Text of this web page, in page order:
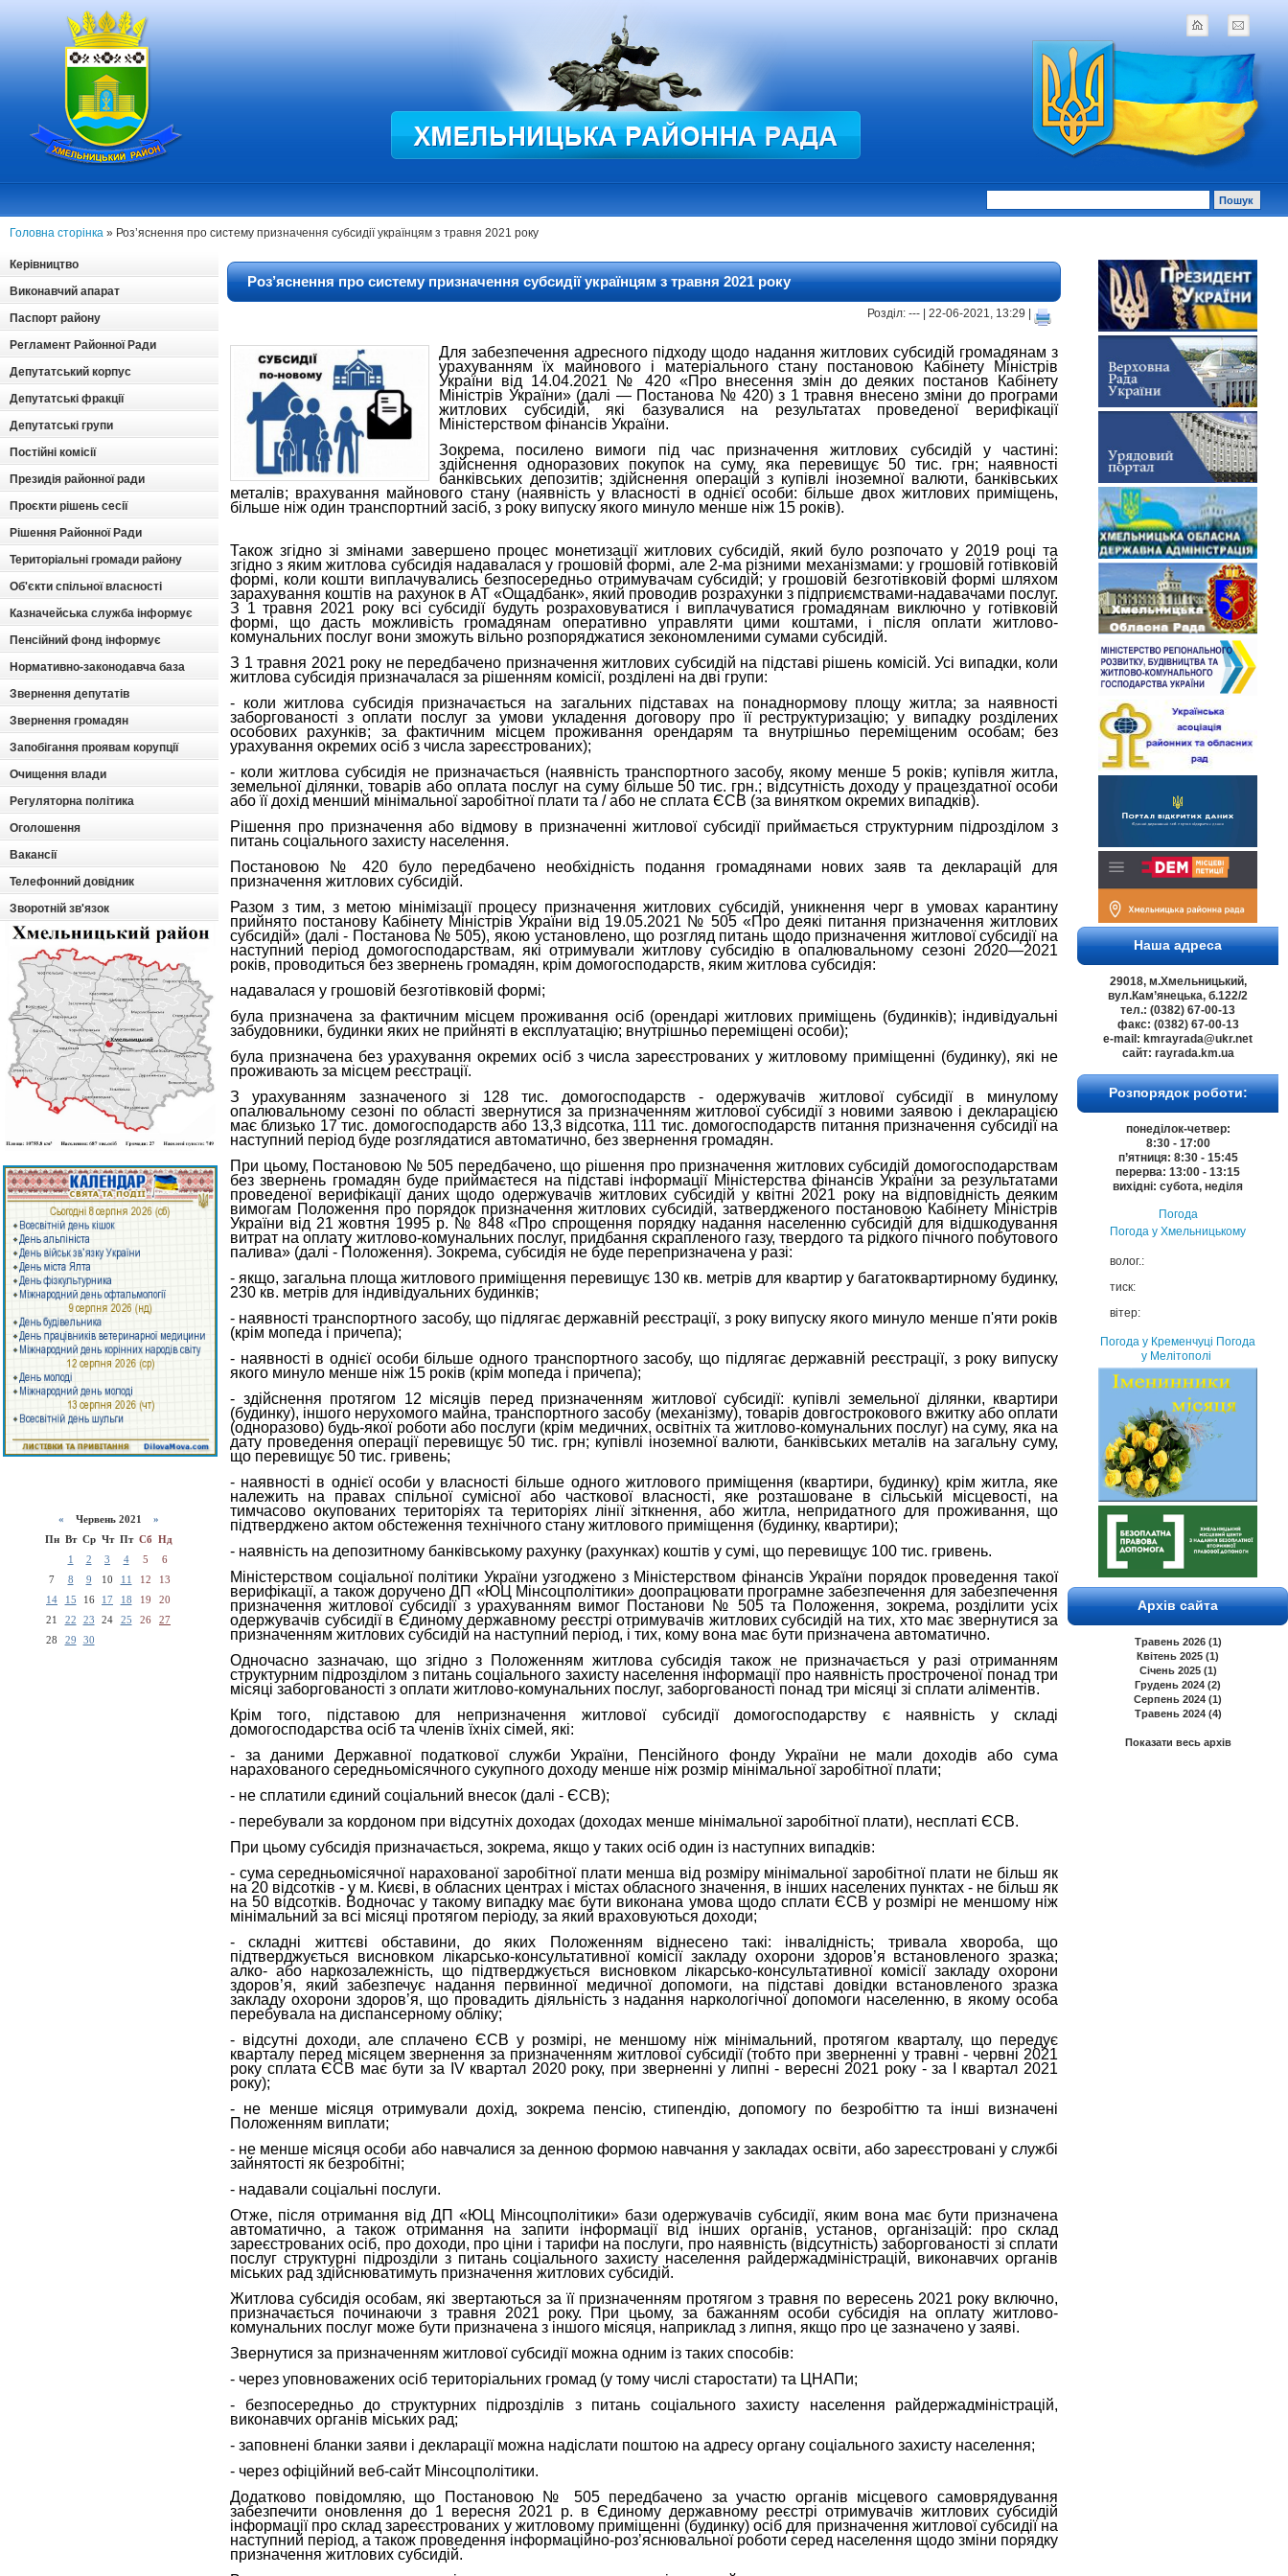
Головна сторінка » Роз’яснення про систему призначення субсидії українцям з травня 2021 року
Керівництво
Виконавчий апарат
Паспорт району
Регламент Районної Ради
Депутатський корпус
Депутатські фракції
Депутатські групи
Постійні комісії
Президія районної ради
Проєкти рішень сесії
Рішення Районної Ради
Територіальні громади району
Об'єкти спільної власності
Казначейська служба інформує
Пенсійний фонд інформує
Нормативно-законодавча база
Звернення депутатів
Звернення громадян
Запобігання проявам корупції
Очищення влади
Регуляторна політика
Оголошення
Вакансії
Телефонний довідник
Зворотній зв'язок
« Червень 2021 »
Пн Вт Ср Чт Пт Сб Нд
1
2 3 4 5
6
7
8 9 10 11 12
13
14
15 16 17 18 19
20
21
22 23 24 25 26
27
28
29 30
Наша адреса
29018, м.Хмельницький,
вул.Кам’янецька, б.122/2
тел.: (0382) 67-00-13
факс: (0382) 67-00-13
e-mail: kmrayrada@ukr.net
сайт: rayrada.km.ua
Розпорядок роботи:
понеділок-четвер:
8:30 - 17:00
п’ятниця: 8:30 - 15:45
перерва: 13:00 - 13:15
вихідні: субота, неділя
Погода
Погода у Хмельницькому
волог.:
тиск:
вітер:
Погода у Кременчуці Погода
у Мелітополі
Архів сайта
Травень 2026 (1)
Квітень 2025 (1)
Січень 2025 (1)
Грудень 2024 (2)
Серпень 2024 (1)
Травень 2024 (4)
Показати весь архів
Роз’яснення про систему призначення субсидії українцям з травня 2021 року
Розділ: --- | 22-06-2021, 13:29 |
Для забезпечення адресного підходу щодо надання житлових субсидій громадянам з
урахуванням їх майнового і матеріального стану постановою Кабінету Міністрів
України від 14.04.2021 № 420 «Про внесення змін до деяких постанов Кабінету
Міністрів України» (далі — Постанова № 420) з 1 травня внесено зміни до програми
житлових субсидій, які базувалися на результатах проведеної верифікації
Міністерством фінансів України.
Зокрема, посилено вимоги під час призначення житлових субсидій у частині:
здійснення одноразових покупок на суму, яка перевищує 50 тис. грн; наявності
банківських депозитів; здійснення операцій з купівлі іноземної валюти, банківських
металів; врахування майнового стану (наявність у власності в однієї особи: більше двох житлових приміщень,
більше ніж один транспортний засіб, з року випуску якого минуло менше ніж 15 років).
Також згідно зі змінами завершено процес монетизації житлових субсидій, який було розпочато у 2019 році та
згідно з яким житлова субсидія надавалася у грошовій формі, але 2-ма різними механізмами: у грошовій готівковій
формі, коли кошти виплачувались безпосередньо отримувачам субсидій; у грошовій безготівковій формі шляхом
зарахування коштів на рахунок в АТ «Ощадбанк», який проводив розрахунки з підприємствами-надавачами послуг.
З 1 травня 2021 року всі субсидії будуть розраховуватися і виплачуватися громадянам виключно у готівковій
формі, що дасть можливість громадянам оперативно управляти цими коштами, і після оплати житлово-
комунальних послуг вони зможуть вільно розпоряджатися зекономленими сумами субсидій.
З 1 травня 2021 року не передбачено призначення житлових субсидій на підставі рішень комісій. Усі випадки, коли
житлова субсидія призначалася за рішенням комісії, розділені на дві групи:
- коли житлова субсидія призначається на загальних підставах на понаднормову площу житла; за наявності
заборгованості з оплати послуг за умови укладення договору про її реструктуризацію; у випадку розділених
особових рахунків; за фактичним місцем проживання орендарям та внутрішньо переміщеним особам; без
урахування окремих осіб з числа зареєстрованих);
- коли житлова субсидія не призначається (наявність транспортного засобу, якому менше 5 років; купівля житла,
земельної ділянки, товарів або оплата послуг на суму більше 50 тис. грн.; відсутність доходу у працездатної особи
або її дохід менший мінімальної заробітної плати та / або не сплата ЄСВ (за винятком окремих випадків).
Рішення про призначення або відмову в призначенні житлової субсидії приймається структурним підрозділом з
питань соціального захисту населення.
Постановою № 420 було передбачено необхідність подання громадянами нових заяв та декларацій для
призначення житлових субсидій.
Разом з тим, з метою мінімізації процесу призначення житлових субсидій, уникнення черг в умовах карантину
прийнято постанову Кабінету Міністрів України від 19.05.2021 № 505 «Про деякі питання призначення житлових
субсидій» (далі - Постанова № 505), якою установлено, що розгляд питань щодо призначення житлової субсидії на
наступний період домогосподарствам, які отримували житлову субсидію в опалювальному сезоні 2020—2021
років, проводиться без звернень громадян, крім домогосподарств, яким житлова субсидія:
надавалася у грошовій безготівковій формі;
була призначена за фактичним місцем проживання осіб (орендарі житлових приміщень (будинків); індивідуальні
забудовники, будинки яких не прийняті в експлуатацію; внутрішньо переміщені особи);
була призначена без урахування окремих осіб з числа зареєстрованих у житловому приміщенні (будинку), які не
проживають за місцем реєстрації.
З урахуванням зазначеного зі 128 тис. домогосподарств - одержувачів житлової субсидії в минулому
опалювальному сезоні по області звернутися за призначенням житлової субсидії з новими заявою і декларацією
має близько 17 тис. домогосподарств або 13,3 відсотка, 111 тис. домогосподарств питання призначення субсидії на
наступний період буде розглядатися автоматично, без звернення громадян.
При цьому, Постановою № 505 передбачено, що рішення про призначення житлових субсидій домогосподарствам
без звернень громадян буде приймаєтеся на підставі інформації Міністерства фінансів України за результатами
проведеної верифікації даних щодо одержувачів житлових субсидій у квітні 2021 року на відповідність деяким
вимогам Положення про порядок призначення житлових субсидій, затвердженого постановою Кабінету Міністрів
України від 21 жовтня 1995 р. № 848 «Про спрощення порядку надання населенню субсидій для відшкодування
витрат на оплату житлово-комунальних послуг, придбання скрапленого газу, твердого та рідкого пічного побутового
палива» (далі - Положення). Зокрема, субсидія не буде перепризначена у разі:
- якщо, загальна площа житлового приміщення перевищує 130 кв. метрів для квартир у багатоквартирному будинку,
230 кв. метрів для індивідуальних будинків;
- наявності транспортного засобу, що підлягає державній реєстрації, з року випуску якого минуло менше п'яти років
(крім мопеда і причепа);
- наявності в однієї особи більше одного транспортного засобу, що підлягає державній реєстрації, з року випуску
якого минуло менше ніж 15 років (крім мопеда і причепа);
- здійснення протягом 12 місяців перед призначенням житлової субсидії: купівлі земельної ділянки, квартири
(будинку), іншого нерухомого майна, транспортного засобу (механізму), товарів довгострокового вжитку або оплати
(одноразово) будь-якої роботи або послуги (крім медичних, освітніх та житлово-комунальних послуг) на суму, яка на
дату проведення операції перевищує 50 тис. грн; купівлі іноземної валюти, банківських металів на загальну суму,
що перевищує 50 тис. гривень;
- наявності в однієї особи у власності більше одного житлового приміщення (квартири, будинку) крім житла, яке
належить на правах спільної сумісної або часткової власності, яке розташоване в сільській місцевості, на
тимчасово окупованих територіях та територіях лінії зіткнення, або житла, непридатного для проживання, що
підтверджено актом обстеження технічного стану житлового приміщення (будинку, квартири);
- наявність на депозитному банківському рахунку (рахунках) коштів у сумі, що перевищує 100 тис. гривень.
Міністерством соціальної політики України узгоджено з Міністерством фінансів України порядок проведення такої
верифікації, а також доручено ДП «ЮЦ Мінсоцполітики» доопрацювати програмне забезпечення для забезпечення
призначення житлової субсидії з урахуванням вимог Постанови № 505 та Положення, зокрема, розділити усіх
одержувачів субсидії в Єдиному державному реєстрі отримувачів житлових субсидій на тих, хто має звернутися за
призначенням житлових субсидій на наступний період, і тих, кому вона має бути призначена автоматично.
Одночасно зазначаю, що згідно з Положенням житлова субсидія також не призначається у разі отриманням
структурним підрозділом з питань соціального захисту населення інформації про наявність простроченої понад три
місяці заборгованості з оплати житлово-комунальних послуг, заборгованості понад три місяці зі сплати аліментів.
Крім того, підставою для непризначення житлової субсидії домогосподарству є наявність у складі
домогосподарства осіб та членів їхніх сімей, які:
- за даними Державної податкової служби України, Пенсійного фонду України не мали доходів або сума
нарахованого середньомісячного сукупного доходу менше ніж розмір мінімальної заробітної плати;
- не сплатили єдиний соціальний внесок (далі - ЄСВ);
- перебували за кордоном при відсутніх доходах (доходах менше мінімальної заробітної плати), несплаті ЄСВ.
При цьому субсидія призначається, зокрема, якщо у таких осіб один із наступних випадків:
- сума середньомісячної нарахованої заробітної плати менша від розміру мінімальної заробітної плати не більш як
на 20 відсотків - у м. Києві, в обласних центрах і містах обласного значення, в інших населених пунктах - не більш як
на 50 відсотків. Водночас у такому випадку має бути виконана умова щодо сплати ЄСВ у розмірі не меншому ніж
мінімальний за всі місяці протягом періоду, за який враховуються доходи;
- складні життєві обставини, до яких Положенням віднесено такі: інвалідність; тривала хвороба, що
підтверджується висновком лікарсько-консультативної комісії закладу охорони здоров’я встановленого зразка;
алко- або наркозалежність, що підтверджується висновком лікарсько-консультативної комісії закладу охорони
здоров’я, який забезпечує надання первинної медичної допомоги, на підставі довідки встановленого зразка
закладу охорони здоров’я, що провадить діяльність з надання наркологічної допомоги населенню, в якому особа
перебувала на диспансерному обліку;
- відсутні доходи, але сплачено ЄСВ у розмірі, не меншому ніж мінімальний, протягом кварталу, що передує
кварталу перед місяцем звернення за призначенням житлової субсидії (тобто при зверненні у травні - червні 2021
року сплата ЄСВ має бути за IV квартал 2020 року, при зверненні у липні - вересні 2021 року - за І квартал 2021
року);
- не менше місяця отримували дохід, зокрема пенсію, стипендію, допомогу по безробіттю та інші визначені
Положенням виплати;
- не менше місяця особи або навчалися за денною формою навчання у закладах освіти, або зареєстровані у службі
зайнятості як безробітні;
- надавали соціальні послуги.
Отже, після отримання від ДП «ЮЦ Мінсоцполітики» бази одержувачів субсидії, яким вона має бути призначена
автоматично, а також отримання на запити інформації від інших органів, установ, організацій: про склад
зареєстрованих осіб, про доходи, про ціни і тарифи на послуги, про наявність (відсутність) заборгованості зі сплати
послуг структурні підрозділи з питань соціального захисту населення райдержадміністрацій, виконавчих органів
міських рад здійснюватимуть призначення житлових субсидій.
Житлова субсидія особам, які звертаються за її призначенням протягом з травня по вересень 2021 року включно,
призначається починаючи з травня 2021 року. При цьому, за бажанням особи субсидія на оплату житлово-
комунальних послуг може бути призначена з іншого місяця, наприклад з липня, якщо про це зазначено у заяві.
Звернутися за призначенням житлової субсидії можна одним із таких способів:
- через уповноважених осіб територіальних громад (у тому числі старостати) та ЦНАПи;
- безпосередньо до структурних підрозділів з питань соціального захисту населення райдержадміністрацій,
виконавчих органів міських рад;
- заповнені бланки заяви і декларації можна надіслати поштою на адресу органу соціального захисту населення;
- через офіційний веб-сайт Мінсоцполітики.
Додатково повідомляю, що Постановою № 505 передбачено за участю органів місцевого самоврядування
забезпечити оновлення до 1 вересня 2021 р. в Єдиному державному реєстрі отримувачів житлових субсидій
інформації про склад зареєстрованих у житловому приміщенні (будинку) осіб для призначення житлової субсидії на
наступний період, а також проведення інформаційно-роз’яснювальної роботи серед населення щодо зміни порядку
призначення житлових субсидій.